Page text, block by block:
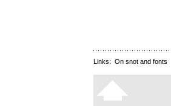
Links: On snot and fonts